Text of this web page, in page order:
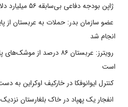
ژاپن بودجه دفاعی بی‌سابقه ۵۶ میلیارد دلاری را در نظر دارد
عضو سازمان بدر: حملات به عربستان از
انجام شد
رویترز: عربستان ۸۶ درصد از
است
کنترل ایوانوفکا در خارکیف اوکراین به
انفجار یک پهپاد در خاک بلغارستان